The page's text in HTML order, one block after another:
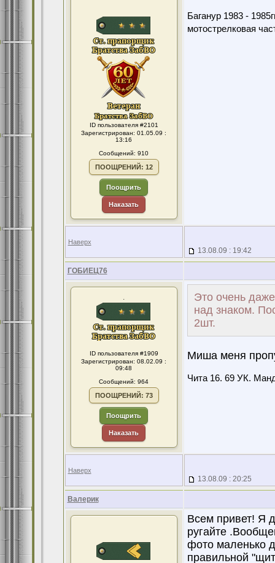
ID пользователя #2101
Зарегистрирован: 01.05.09 :
13:16
Сообщений: 910
ПООЩРЕНИЙ: 12
Поощрить
Наказать
Баганур 1983 -
мотострелковая
Наверх
13.08.09 : 19:42
ГОБИЕЦ76
.
ID пользователя #1909
Зарегистрирован: 08.02.09 :
09:48
Сообщений: 964
ПООЩРЕНИЙ: 73
Поощрить
Наказать
Это очень
над знаком.
2шт.
Миша меня
Чита 16. 69 УК.
Наверх
13.08.09 : 20:25
Валерик
Всем привет! Я
ругайте
фото маленько
правильной